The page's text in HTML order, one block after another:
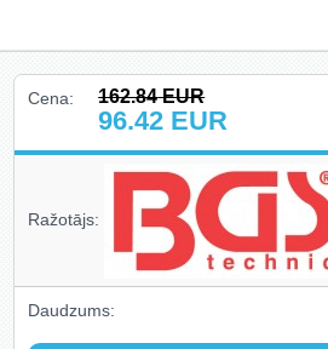
Cena: 162.84EUR
96.42 EUR
Ražotājs:
Daudzums:
Celšanas un vilkšanas iekārtas,
stropes, ratiņi (40)
Reģistrēties